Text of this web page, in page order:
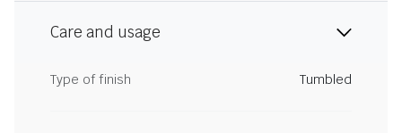
Care and usage
Type of finish Tumbled